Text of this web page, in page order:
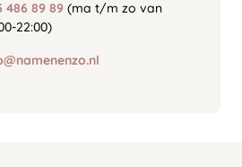
486 89 89 (ma t/m zo van
22:00)